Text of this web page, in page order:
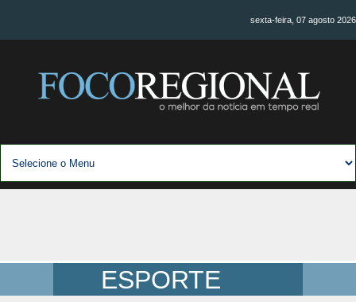
sexta-feira, 07 agosto 2026
ESPORTE